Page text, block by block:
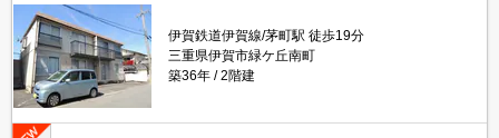
伊賀鉄道伊賀線/茅町駅 徒歩19分
三重県伊賀市緑ケ丘南町
築36年
2階建